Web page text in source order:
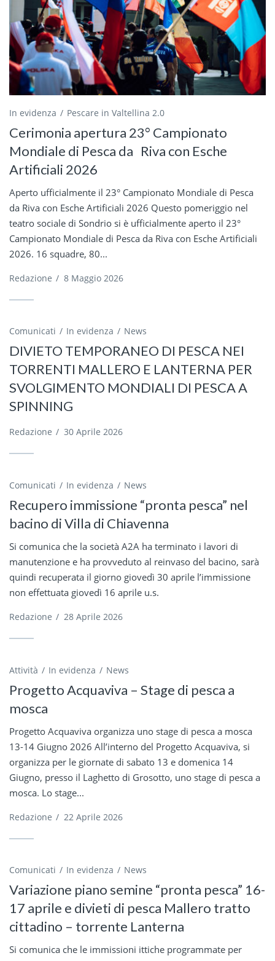
In evidenza Pescare in Valtellina 2.0
Cerimonia apertura 23° Campionato
Mondiale di Pesca da Riva con Esche
Artificiali 2026
Aperto ufficialmente il 23° Campionato Mondiale di Pesca
da Riva con Esche Artificiali 2026 Questo pomeriggio nel
teatro sociale di Sondrio si è ufficialmente aperto il 23°
Campionato Mondiale di Pesca da Riva con Esche Artificiali
2026. 16 squadre, 80...
Redazione / 8 Maggio 2026
Comunicati In evidenza News
DIVIETO TEMPORANEO DI PESCA NEI
TORRENTI MALLERO E LANTERNA PER
SVOLGIMENTO MONDIALI DI PESCA A
SPINNING
Redazione / 30 Aprile 2026
Comunicati In evidenza News
Recupero immissione “pronta pesca” nel
bacino di Villa di Chiavenna
Si comunica che la società A2A ha terminato i lavori di
manutenzione e ha provveduto al reinvaso del bacino, sarà
quindi recuperata il giorno giovedì 30 aprile l’immissione
non effettuata giovedì 16 aprile u.s.
Redazione / 28 Aprile 2026
Attività In evidenza News
Progetto Acquaviva – Stage di pesca a
mosca
Progetto Acquaviva organizza uno stage di pesca a mosca
13-14 Giugno 2026 All’interno del Progetto Acquaviva, si
organizza per le giornate di sabato 13 e domenica 14
Giugno, presso il Laghetto di Grosotto, uno stage di pesca a
mosca. Lo stage...
Redazione / 22 Aprile 2026
Comunicati In evidenza News
Variazione piano semine “pronta pesca” 16-
17 aprile e divieti di pesca Mallero tratto
cittadino – torrente Lanterna
Si comunica che le immissioni ittiche programmate per